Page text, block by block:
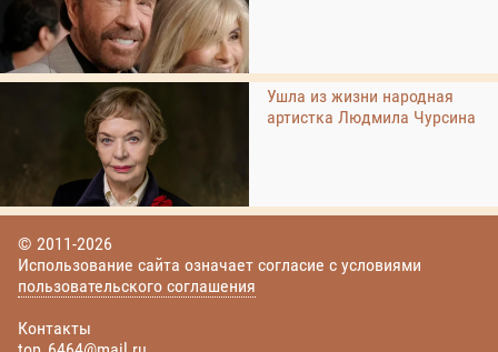
Ушла из жизни народная
артистка Людмила Чурсина
© 2011-2026
Использование сайта означает согласие с условиями
пользовательского соглашения
Контакты